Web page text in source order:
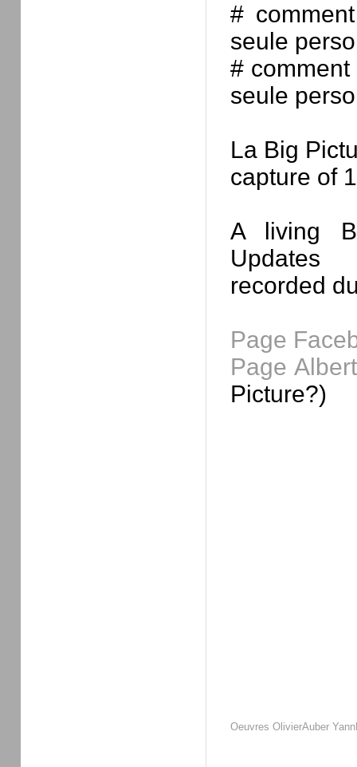
#
seule
#
seule
La Big
capture of
A living
Updates
recorded
Page
Page
Picture?)
Oeuvres OlivierAuber